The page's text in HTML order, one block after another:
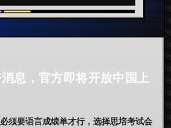
息，官方即将开放中国上
须要语言成绩单才行，选择思培考试会